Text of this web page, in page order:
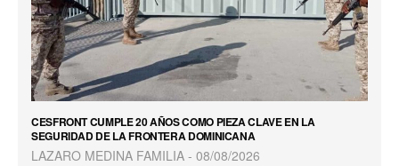
CESFRONT CUMPLE 20 AÑOS COMO PIEZA CLAVE EN LA
SEGURIDAD DE LA FRONTERA DOMINICANA
LAZARO MEDINA FAMILIA 08/08/2026